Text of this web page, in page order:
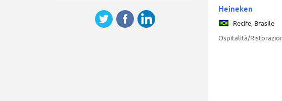
Heineken
Recife, Brasile
Ospitalità/